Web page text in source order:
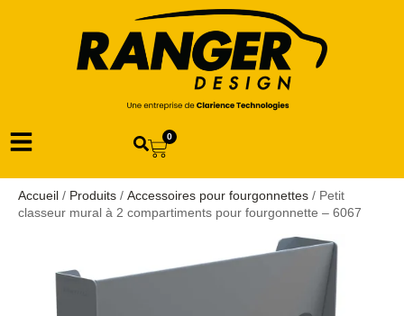
0
Accueil / Produits / Accessoires pour fourgonnettes / Petit
classeur mural à 2 compartiments pour fourgonnette – 6067